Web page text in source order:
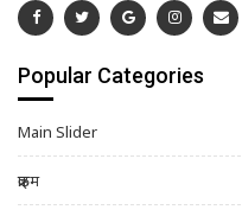
Popular Categories
Main Slider
क्राइम